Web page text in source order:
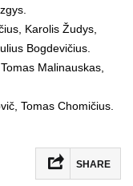
Karolis Žudys,
Bogdevičius.
Malinauskas,
Tomas Chomičius.
SHARE